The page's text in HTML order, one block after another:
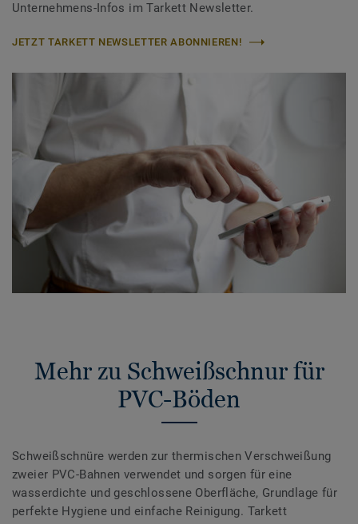
Unternehmens-Infos im Tarkett Newsletter.
JETZT TARKETT NEWSLETTER ABONNIEREN!
Mehr zu Schweißschnur für
PVC-Böden
Schweißschnüre werden zur thermischen Verschweißung
zweier PVC-Bahnen verwendet und sorgen für eine
wasserdichte und geschlossene Oberfläche, Grundlage für
perfekte Hygiene und einfache Reinigung. Tarkett